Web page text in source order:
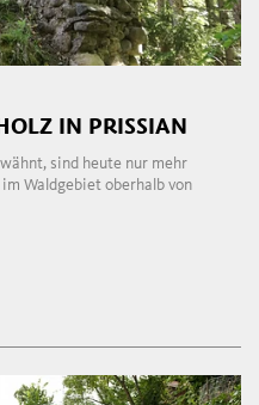
IN PRISSIAN
sind heute nur mehr
Waldgebiet oberhalb von